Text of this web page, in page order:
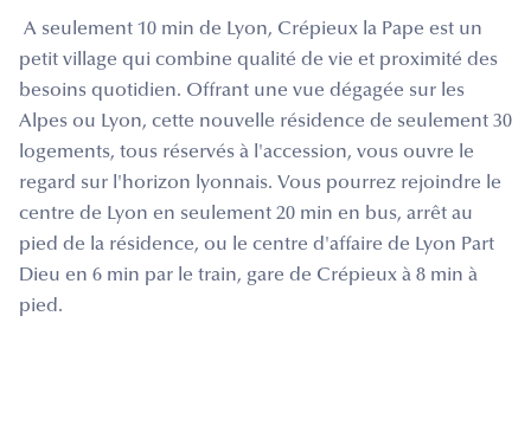
A seulement 10 min de Lyon, Crépieux la Pape est un
petit village qui combine qualité de vie et proximité des
besoins quotidien. Offrant une vue dégagée sur les
Alpes ou Lyon, cette nouvelle résidence de seulement 30
logements, tous réservés à l'accession, vous ouvre le
regard sur l'horizon lyonnais. Vous pourrez rejoindre le
centre de Lyon en seulement 20 min en bus, arrêt au
pied de la résidence, ou le centre d'affaire de Lyon Part
Dieu en 6 min par le train, gare de Crépieux à 8 min à
pied.